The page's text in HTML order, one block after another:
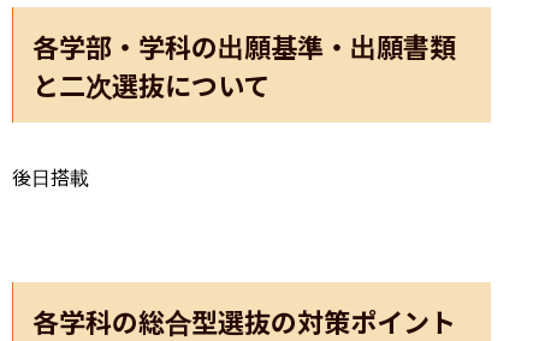
各学部・学科の出願基準・出願書類
と二次選抜について
後日搭載
各学科の総合型選抜の対策ポイント